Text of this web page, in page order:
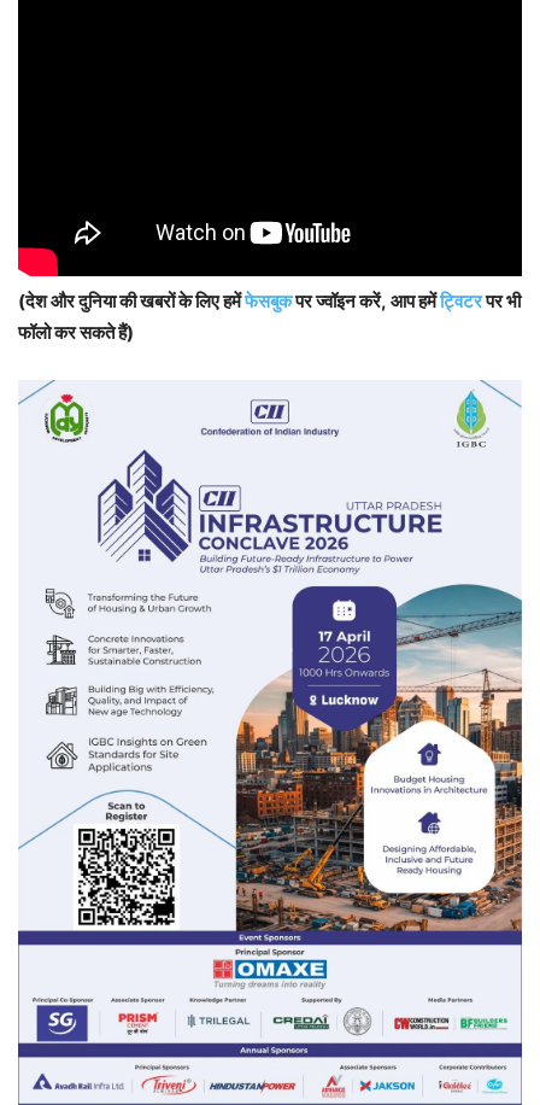
(देश और दुनिया की खबरों के लिए हमेंफेसबुकपर ज्वॉइन करें, आप हमेंट्विटरपर भी
फॉलो कर सकते हैं)